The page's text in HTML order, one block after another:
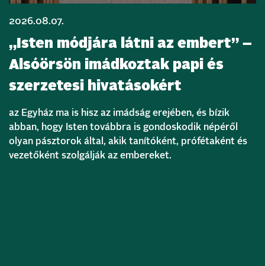
2026.08.07.
„Isten módjára látni az embert” –
Alsóörsön imádkoztak papi és
szerzetesi hivatásokért
az Egyház ma is hisz az imádság erejében, és bízik
abban, hogy Isten továbbra is gondoskodik népéről
olyan pásztorok által, akik tanítóként, prófétaként és
vezetőként szolgálják az embereket.